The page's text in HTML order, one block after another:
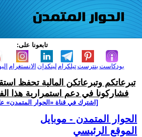
تابعونا على:
الانستغرام لينكدإن تيلكرامبنترست بودكاست
تبرعاتكم وتبرعاتكن المالية تحفظ
فشاركونا في دعم استمرارية هذا
[اشترك في قناة ‫«الحوار المتمدن»
الحوار المتمدن - موبايل
الموقع الرئيسي